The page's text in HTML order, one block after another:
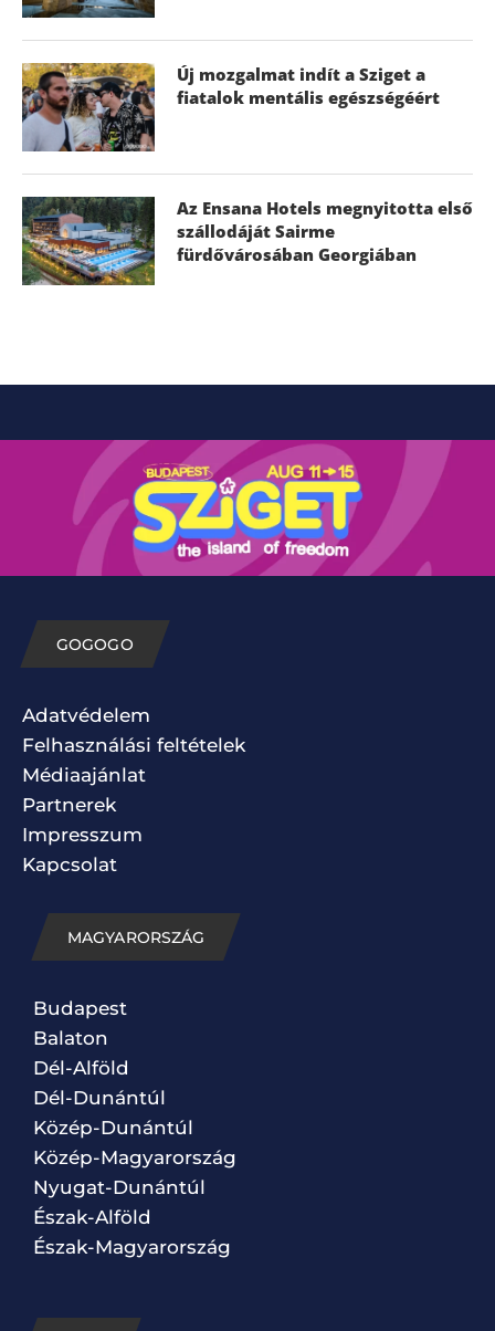
Új mozgalmat indít a Sziget a
fiatalok mentális egészségéért
Az Ensana Hotels megnyitotta első
szállodáját Sairme
fürdővárosában Georgiában
GOGOGO
Adatvédelem
Felhasználási feltételek
Médiaajánlat
Partnerek
Impresszum
Kapcsolat
MAGYARORSZÁG
Budapest
Balaton
Dél-Alföld
Dél-Dunántúl
Közép-Dunántúl
Közép-Magyarország
Nyugat-Dunántúl
Észak-Alföld
Észak-Magyarország